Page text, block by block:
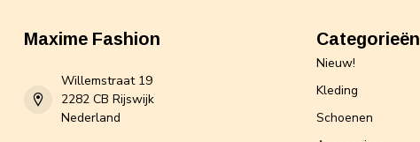
Maxime Fashion
Willemstraat 19
2282 CB Rijswijk
Nederland
Categorieën
Nieuw!
Kleding
Schoenen